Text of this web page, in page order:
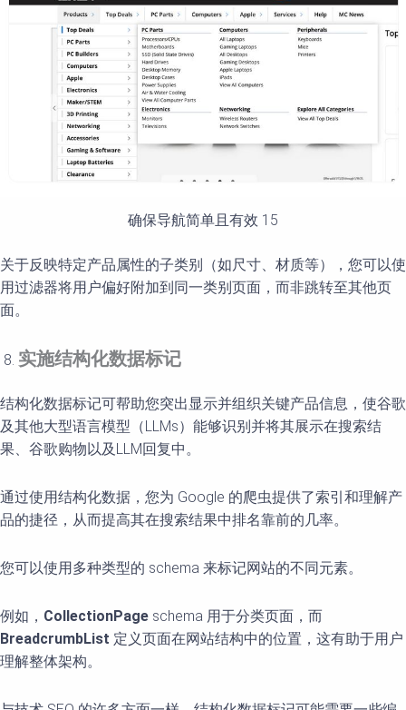
确保导航简单且有效 15
关于反映特定产品属性的子类别（如尺寸、材质等），您可以使
用过滤器将用户偏好附加到同一类别页面，而非跳转至其他页
面。
实施结构化数据标记
结构化数据标记可帮助您突出显示并组织关键产品信息，使谷歌
及其他大型语言模型（LLMs）能够识别并将其展示在搜索结
果、谷歌购物以及LLM回复中。
通过使用结构化数据，您为 Google 的爬虫提供了索引和理解产
品的捷径，从而提高其在搜索结果中排名靠前的几率。
您可以使用多种类型的 schema 来标记网站的不同元素。
例如， CollectionPage schema 用于分类页面，而
BreadcrumbList 定义页面在网站结构中的位置，这有助于用户
理解整体架构。